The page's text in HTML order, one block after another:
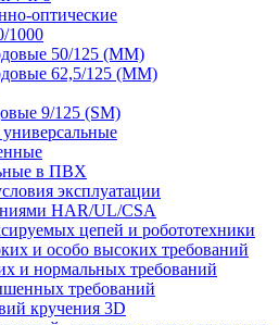
оптические
1000
50/125 (ММ)
62,5/125 (ММ)
9/125 (SM)
в ПВХ
эксплуатации
HAR/UL/CSA
цепей и робототехники
и особо высоких требований
и нормальных требований
требований
кручения 3D